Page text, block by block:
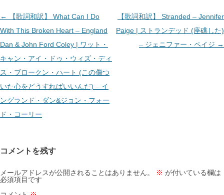
投
稿
ナ
ビ
ゲ
ー
シ
ョ
←
【歌詞和訳】 What Can I Do
With This Broken Heart – England
Dan & John Ford Coley | ワット・
キャン・アイ・ドゥ・ウィズ・ディ
ス・ブロークン・ハート (この傷つ
いた心をどうすればいいんだ) – イ
ングランド・ダン&ジョン・フォー
ド・コーリー
【歌詞和訳】 Stranded – Jennifer
Paige | ストランデッド (座礁した)
– ジェニファー・ペイジ →
コメントを残す
メールアドレスが公開されることはありません。 ※ が付いている欄は
必須項目です